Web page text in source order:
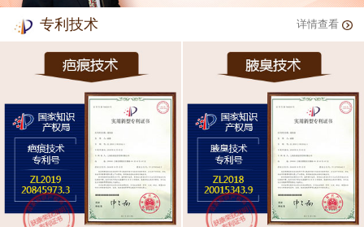
专利技术 详情查看